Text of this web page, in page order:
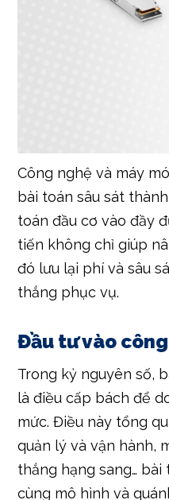
toán đầu cơ vào đầy
tiến không chỉ giúp
đó lưu lại phí và sâu
thắng phục vụ.
Đầu tư vào
Trong kỷ nguyên số,
mức. Điều này tổng
quản lý và vận hành,
thắng hạng sang…
cùng mô hình và
cấp thiết. Phải suy
lĩnh vẫn nhập vào
vào công nghệ